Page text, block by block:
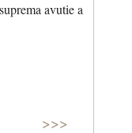
avutie a
>>>